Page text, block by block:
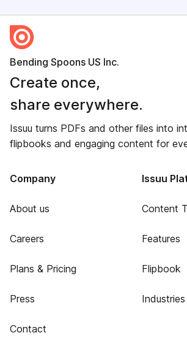
Bending Spoons US Inc.
Create once,
share everywhere.
Issuu turns PDFs and other files into
flipbooks and engaging content for
Company
About us
Careers
Plans & Pricing
Press
Contact
Issuu
Content
Features
Flipbook
Industries